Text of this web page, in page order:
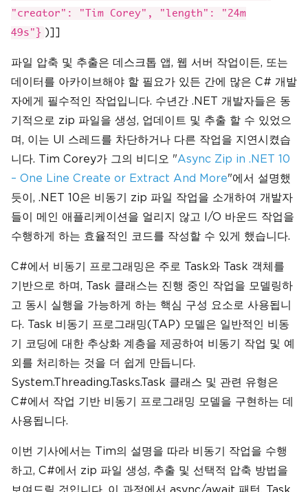
"creator": "Tim Corey", "length": "24m
49s"} )]]
파일 압축 및 추출은 데스크톱 앱, 웹 서버 작업이든, 또는
데이터를 아카이브해야 할 필요가 있든 간에 많은 C# 개발
자에게 필수적인 작업입니다. 수년간 .NET 개발자들은 동
기적으로 zip 파일을 생성, 업데이트 및 추출 할 수 있었으
며, 이는 UI 스레드를 차단하거나 다른 작업을 지연시켰습
니다. Tim Corey가 그의 비디오 "Async Zip in .NET 10
– One Line Create or Extract And More"에서 설명했
듯이, .NET 10은 비동기 zip 파일 작업을 소개하여 개발자
들이 메인 애플리케이션을 얼리지 않고 I/O 바운드 작업을
수행하게 하는 효율적인 코드를 작성할 수 있게 했습니다.
C#에서 비동기 프로그래밍은 주로 Task와 Task 객체를
기반으로 하며, Task 클래스는 진행 중인 작업을 모델링하
고 동시 실행을 가능하게 하는 핵심 구성 요소로 사용됩니
다. Task 비동기 프로그래밍(TAP) 모델은 일반적인 비동
기 코딩에 대한 추상화 계층을 제공하여 비동기 작업 및 예
외를 처리하는 것을 더 쉽게 만듭니다.
System.Threading.Tasks.Task 클래스 및 관련 유형은
C#에서 작업 기반 비동기 프로그래밍 모델을 구현하는 데
사용됩니다.
이번 기사에서는 Tim의 설명을 따라 비동기 작업을 수행
하고, C#에서 zip 파일 생성, 추출 및 선택적 압축 방법을